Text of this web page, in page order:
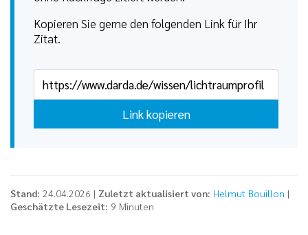
Kopieren Sie gerne den folgenden Link für Ihr
Zitat.
Link kopieren
Stand: 24.04.2026 | Zuletzt aktualisiert von: Helmut Bouillon |
Geschätzte Lesezeit: 9 Minuten